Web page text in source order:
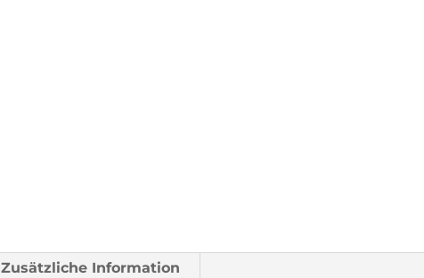
Zusätzliche Information